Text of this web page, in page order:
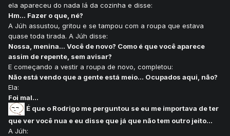
ela apareceu do nada lá da cozinha e disse:
Hm... Fazer o que, né?
A Júh assustou, gritou e se tampou com a roupa que estava
quase toda tirada. A Júh disse:
Nossa, menina... Você de novo? Como é que você aparece
assim de repente, sem avisar?
E começando a vestir a roupa de novo, completou:
Não está vendo que a gente está meio... Ocupados aqui, não?
Ela:
Foi mal...
É que o Rodrigo me perguntou se eu me importava de ter
que ver você nua e eu disse que já que não tem outro jeito...
A Júh: